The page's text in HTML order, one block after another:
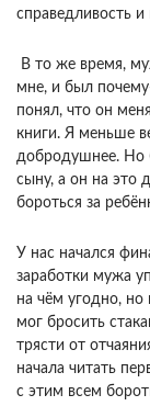
справедливость и
В то же время,
мне, и был
понял, что он
книги. Я меньше
добродушнее. Но
сыну, а он на это
бороться за
У нас начался
заработки мужа
на чём угодно, но
мог бросить
трясти от
начала читать
с этим всем